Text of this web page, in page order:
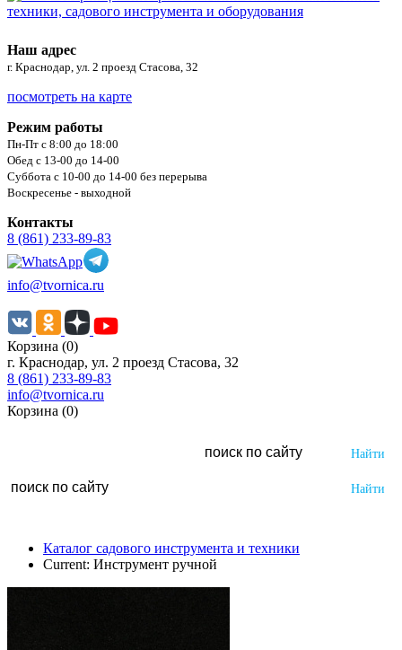
Наш адрес
г. Краснодар, ул. 2 проезд Стасова, 32
посмотреть на карте
Режим работы
Пн-Пт с 8:00 до 18:00
Обед с 13-00 до 14-00
Суббота с 10-00 до 14-00 без перерыва
Воскресенье - выходной
Контакты
8 (861) 233-89-83
info@tvornica.ru
Корзина (0)
г. Краснодар, ул. 2 проезд Стасова, 32
8 (861) 233-89-83
info@tvornica.ru
Корзина (0)
Каталог садового инструмента и техники
Current: Инструмент ручной